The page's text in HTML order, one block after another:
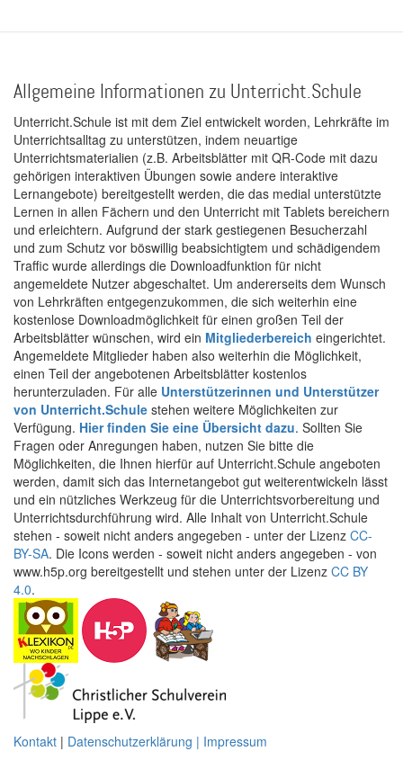
Allgemeine Informationen zu Unterricht.Schule
Unterricht.Schule ist mit dem Ziel entwickelt worden, Lehrkräfte im
Unterrichtsalltag zu unterstützen, indem neuartige
Unterrichtsmaterialien (z.B. Arbeitsblätter mit QR-Code mit dazu
gehörigen interaktiven Übungen sowie andere interaktive
Lernangebote) bereitgestellt werden, die das medial unterstützte
Lernen in allen Fächern und den Unterricht mit Tablets bereichern
und erleichtern. Aufgrund der stark gestiegenen Besucherzahl
und zum Schutz vor böswillig beabsichtigtem und schädigendem
Traffic wurde allerdings die Downloadfunktion für nicht
angemeldete Nutzer abgeschaltet. Um andererseits dem Wunsch
von Lehrkräften entgegenzukommen, die sich weiterhin eine
kostenlose Downloadmöglichkeit für einen großen Teil der
Arbeitsblätter wünschen, wird ein Mitgliederbereich eingerichtet.
Angemeldete Mitglieder haben also weiterhin die Möglichkeit,
einen Teil der angebotenen Arbeitsblätter kostenlos
herunterzuladen. Für alle Unterstützerinnen und Unterstützer
von Unterricht.Schule stehen weitere Möglichkeiten zur
Verfügung. Hier finden Sie eine Übersicht dazu. Sollten Sie
Fragen oder Anregungen haben, nutzen Sie bitte die
Möglichkeiten, die Ihnen hierfür auf Unterricht.Schule angeboten
werden, damit sich das Internetangebot gut weiterentwickeln lässt
und ein nützliches Werkzeug für die Unterrichtsvorbereitung und
Unterrichtsdurchführung wird. Alle Inhalt von Unterricht.Schule
stehen - soweit nicht anders angegeben - unter der Lizenz CC-
BY-SA. Die Icons werden - soweit nicht anders angegeben - von
www.h5p.org bereitgestellt und stehen unter der Lizenz CC BY
4.0.
Kontakt | Datenschutzerklärung | Impressum